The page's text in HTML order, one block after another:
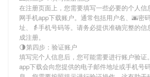
在注册页面上，您需要填写一些必要的个人信
网手机app下载账户。通常包括用户名、🌆密
址、👵手机号码等。请务必提供准确完整的信
成注册。
🌗第四步：验证账户
填写完个人信息后，您可能需要进行账户验证
app下载会向您提供的电子邮件地址或手机号